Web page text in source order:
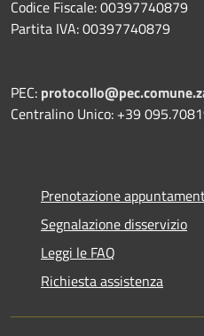
Codice Fiscale: 00397740879
Partita IVA: 00397740879
PEC:
Centralino Unico: +39
Prenotazione
Segnalazione disservizio
Leggi le FAQ
Richiesta assistenza